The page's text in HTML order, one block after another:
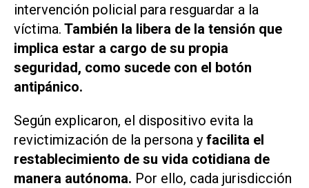
intervención policial para resguardar a la
víctima. También la libera de la tensión que
implica estar a cargo de su propia
seguridad, como sucede con el botón
antipánico.
Según explicaron, el dispositivo evita la
revictimización de la persona y facilita el
restablecimiento de su vida cotidiana de
manera autónoma. Por ello, cada jurisdicción